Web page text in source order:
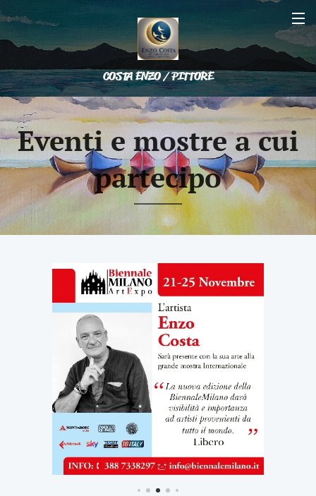
COSTA ENZO / PITTORE
Eventi e mostre a cui
partecipo